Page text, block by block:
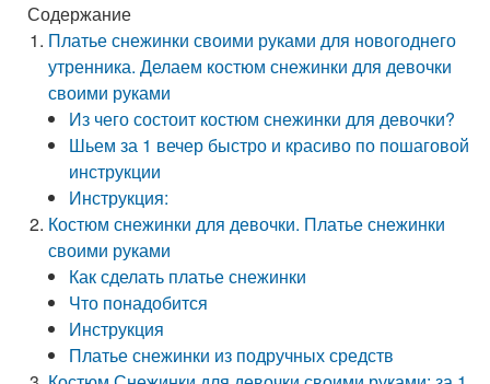
Содержание
Платье снежинки своими руками для новогоднего
утренника. Делаем костюм снежинки для девочки
своими руками
Из чего состоит костюм снежинки для девочки?
Шьем за 1 вечер быстро и красиво по пошаговой
инструкции
Инструкция:
Костюм снежинки для девочки. Платье снежинки
своими руками
Как сделать платье снежинки
Что понадобится
Инструкция
Платье снежинки из подручных средств